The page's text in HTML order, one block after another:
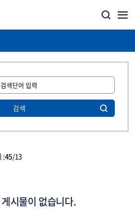
검색
:45/13
시물이 없습니다.